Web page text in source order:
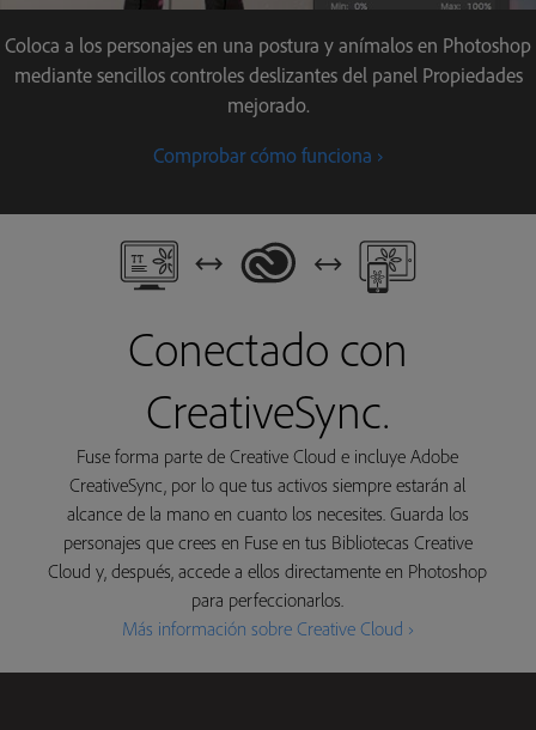
Coloca a los personajes en una postura y anímalos en Photoshop
mediante sencillos controles deslizantes del panel Propiedades
mejorado.
Comprobar cómo funciona ›
Conectado con
CreativeSync.
Fuse forma parte de Creative Cloud e incluye Adobe
CreativeSync, por lo que tus activos siempre estarán al
alcance de la mano en cuanto los necesites. Guarda los
personajes que crees en Fuse en tus Bibliotecas Creative
Cloud y, después, accede a ellos directamente en Photoshop
para perfeccionarlos.
Más información sobre Creative Cloud ›